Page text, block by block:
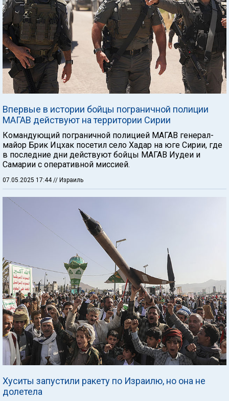
Впервые в истории бойцы пограничной полиции
МАГАВ действуют на территории Сирии
Командующий пограничной полицией МАГАВ генерал-
майор Брик Ицхак посетил село Хадар на юге Сирии, где
в последние дни действуют бойцы МАГАВ Иудеи и
Самарии с оперативной миссией.
07.05.2025 17:44// Израиль
Хуситы запустили ракету по Израилю, но она не
долетела